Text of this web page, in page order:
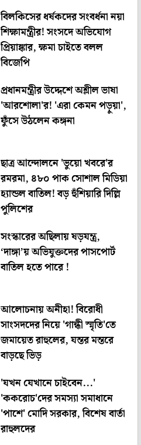
বিলকিসের ধর্ষকদের সংবর্ধনা নয়া
শিক্ষামন্ত্রীর! সংসদে অভিযোগ
প্রিয়াঙ্কার, ক্ষমা চাইতে বলল
বিজেপি
প্রধানমন্ত্রীর উদ্দেশে অশ্লীল ভাষা
'আরশোলা'র! 'এরা কেমন পড়ুয়া',
ফুঁসে উঠলেন কঙ্গনা
ছাত্র আন্দোলনে 'ভুয়ো খবরে'র
রমরমা, ৪৮০ পাক সোশাল মিডিয়া
হ্যান্ডল বাতিল! বড় হুঁশিয়ারি দিল্লি
পুলিশের
সংস্কারের অছিলায় ষড়যন্ত্র,
‘দাঙ্গা’য় অভিযুক্তদের পাসপোর্ট
বাতিল হতে পারে !
আলোচনায় অনীহা! বিরোধী
সাংসদদের নিয়ে 'গান্ধী স্মৃতি'তে
জমায়েত রাহুলের, যন্তর মন্তরে
বাড়ছে ভিড়
'যখন যেখানে চাইবেন...'
'ককরোচ'দের সমস্যা সমাধানে
'পাশে' মোদি সরকার, বিশেষ বার্তা
রাহুলদের